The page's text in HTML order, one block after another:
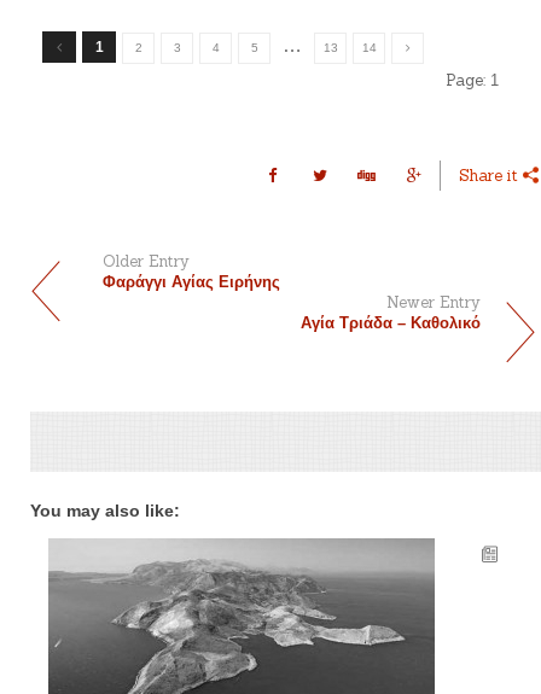
1 2 3 4 5 … 13 14
Page: 1
Share it
Older Entry
Φαράγγι Αγίας Ειρήνης
Newer Entry
Αγία Τριάδα – Καθολικό
You may also like: